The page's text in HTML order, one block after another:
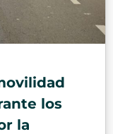
los
la